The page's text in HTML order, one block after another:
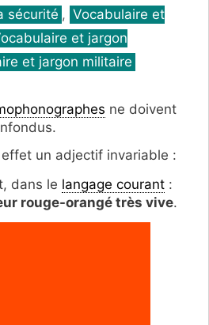
sécurité , Vocabulaire et
et jargon
et jargon militaire
ne doivent
un adjectif invariable :
dans le langage courant:
rouge-orangé très vive.